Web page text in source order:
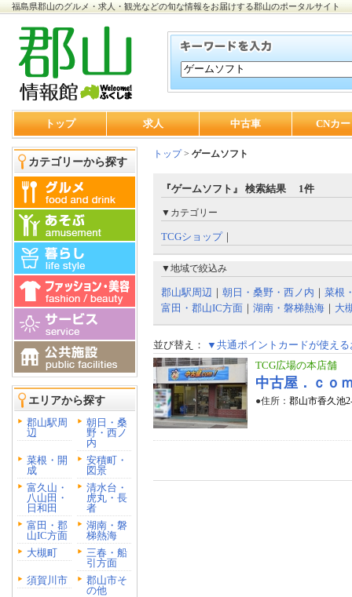
福島県郡山のグルメ・求人・観光などの旬な情報をお届けする郡山のポータルサイト
トップ 求人 中古車 CNカ
カテゴリーから探す
エリアから探す
郡山駅周
辺
朝日・桑
野・西ノ
内
菜根・開
成
安積町・
図景
富久山・
八山田・
日和田
清水台・
虎丸・長
者
富田・郡
山IC方面
湖南・磐
梯熱海
大槻町
三春・船
引方面
須賀川市
郡山市そ
の他
トップ> ゲームソフト
『ゲームソフト』 検索結果 1件
▼カテゴリー
TCGショップ｜
▼地域で絞込み
郡山駅周辺 ｜ 朝日・桑野・西ノ内 ｜ 菜根
富田・郡山IC方面 ｜ 湖南・磐梯熱海 ｜ 大
並び替え：
▼共通ポイントカードが使える
TCG広場の本店舗
中古屋．ｃｏ
●住所： 郡山市香久池